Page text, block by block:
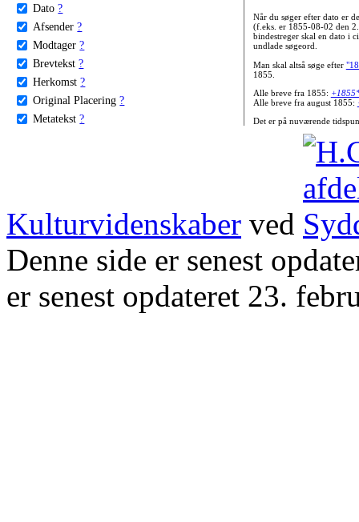
Dato ?
Afsender ?
Modtager ?
Brevtekst ?
Herkomst ?
Original Placering ?
Metatekst ?
Når du søger efter dato er
(f.eks. er 1855-08-02 den
bindestreger skal en dato i
undlade søgeord.
Man skal altså søge efter
1855.
Alle breve fra 1855:
Alle breve fra august 1855:
Det er på nuværende
Kulturvidenskaber ved
Denne side er senest
er senest opdateret 23.